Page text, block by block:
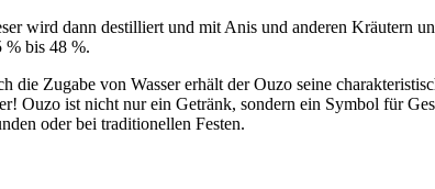
wird dann destilliert und mit Anis und anderen Kräutern
% bis 48 %.
Zugabe von Wasser erhält der Ouzo seine
Ouzo ist nicht nur ein Getränk, sondern ein Symbol für
oder bei traditionellen Festen.